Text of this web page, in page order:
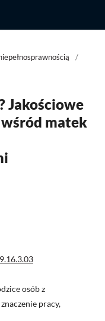
/
Jakościowe
matek
osób z
pracy,